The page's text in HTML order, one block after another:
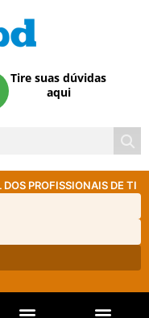
Tire suas dúvidas
aqui
DOS PROFISSIONAIS DE TI